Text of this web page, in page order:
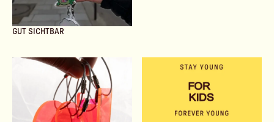
GUT SICHTBAR